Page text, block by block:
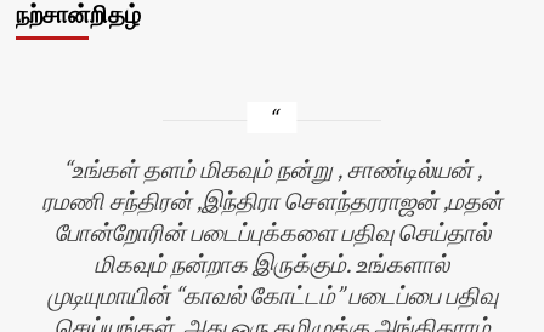
நற்சான்றிதழ்
உங்கள் தளம் மிகவும் நன்று , சாண்டில்யன் ,
ரமணி சந்திரன் ,இந்திரா சௌந்தரராஜன் ,மதன்
போன்றோரின் படைப்புக்களை பதிவு செய்தால்
மிகவும் நன்றாக இருக்கும். உங்களால்
முடியுமாயின் “காவல் கோட்டம்” படைப்பை பதிவு
செய்யுங்கள், அது ஒரு தமிழுக்கு அங்கிகாரம்